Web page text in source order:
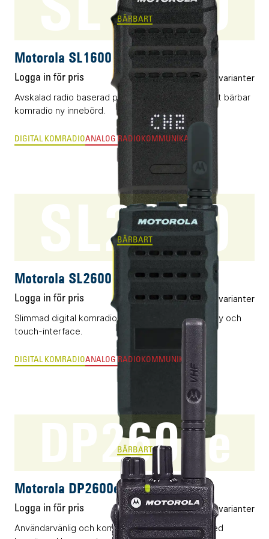
BÄRBART
Motorola SL1600
Logga in för pris Flera varianter
Avskalad radio baserad på DMR som ger uttrycket bärbar
komradio ny innebörd.
DIGITAL KOMRADIOANALOG RADIOKOMMUNIKATION
SL2600
BÄRBART
Motorola SL2600
Logga in för pris Flera varianter
Slimmad digital komradio (DMR) med infälld display och
touch-interface.
DIGITAL KOMRADIOANALOG RADIOKOMMUNIKATION
DP2600e
BÄRBART
Motorola DP2600e
Logga in för pris Flera varianter
Användarvänlig och kompakt komradio (DMR) med